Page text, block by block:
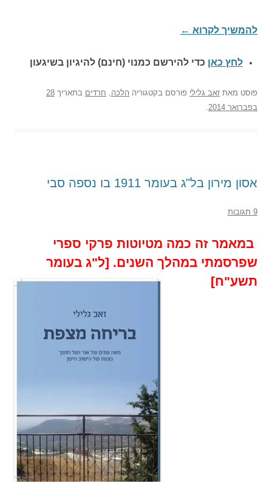
להמשיך לקרוא ←
לחץ כאן כדי להירשם כמנוי (חינם) להיגיון בשיגעון
פוסט מאת זאב גלילי פורסם בקטגוריה הלכה, חרדים בתאריך 28
בפברואר 2014
.
אסון מירון בל"ג בעומר 1911 בו נספה סבי
9 תגובות
במאמר זה כמה מטיוטות פרקי ספרי
שפרסמתי במהלך השנים. [ל"ג בעומר
תשע"ח]